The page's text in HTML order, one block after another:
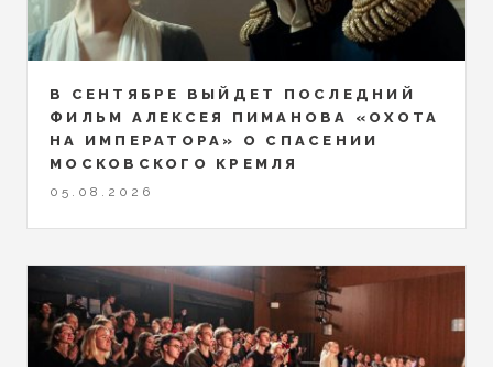
В СЕНТЯБРЕ ВЫЙДЕТ ПОСЛЕДНИЙ
ФИЛЬМ АЛЕКСЕЯ ПИМАНОВА «ОХОТА
НА ИМПЕРАТОРА» О СПАСЕНИИ
МОСКОВСКОГО КРЕМЛЯ
05.08.2026